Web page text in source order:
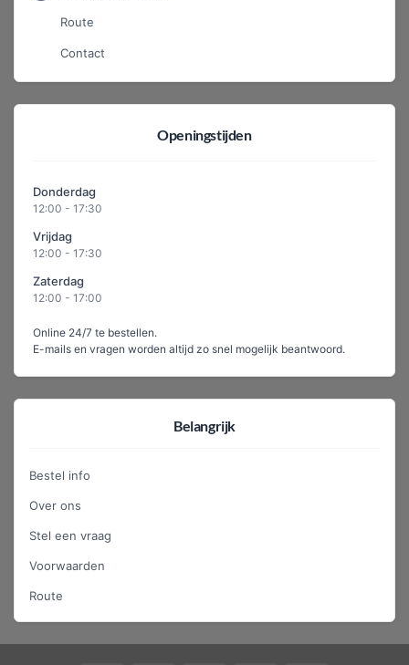
Route
Contact
Openingstijden
Donderdag
12:00 - 17:30
Vrijdag
12:00 - 17:30
Zaterdag
12:00 - 17:00
Online 24/7 te bestellen.
E-mails en vragen worden altijd zo snel mogelijk beantwoord.
Belangrijk
Bestel info
Over ons
Stel een vraag
Voorwaarden
Route